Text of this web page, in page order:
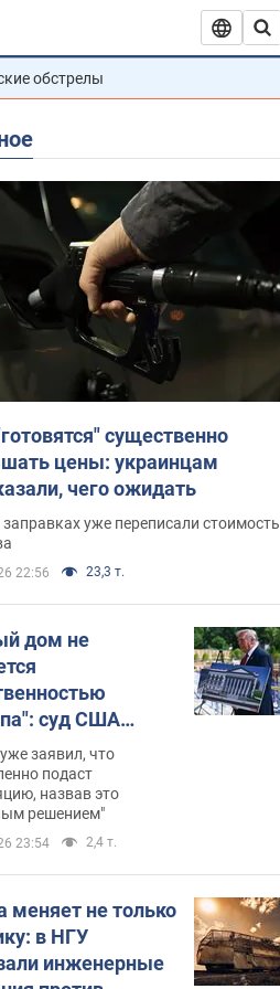
обстрелы
существенно
цены: украинцам
чего ожидать
уже переписали стоимость
22:56 23,3 т.
дом не
суд США
зала
400 млн
заявил, что
подаст
назвав это
решением"
23:54 2,4 т.
меняет не только
в НГУ
инженерные